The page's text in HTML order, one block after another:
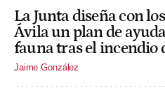
La Junta diseña con
Ávila un plan de
fauna tras el incendio
Jaime González